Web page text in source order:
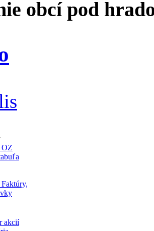
obcí pod
OZ
akcií